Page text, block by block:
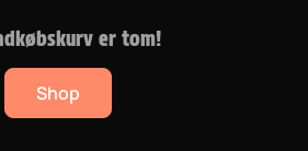
er tom!
Shop